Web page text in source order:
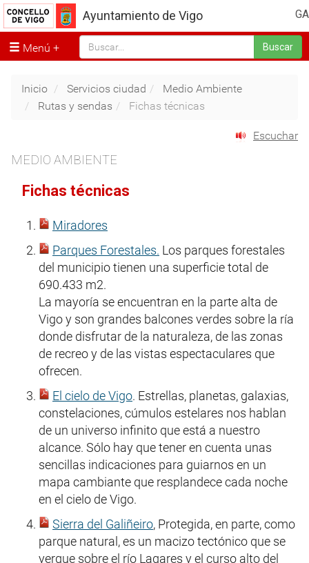
GA
Ayuntamiento de Vigo
Menú Buscar
Inicio Servicios ciudad
Medio Ambiente
Rutas y sendas
Fichas técnicas
Escuchar
MEDIO AMBIENTE
Fichas técnicas
Miradores
Parques Forestales. Los parques forestales
del municipio tienen una superficie total de
690.433 m2.
La mayoría se encuentran en la parte alta de
Vigo y son grandes balcones verdes sobre la ría
donde disfrutar de la naturaleza, de las zonas
de recreo y de las vistas espectaculares que
ofrecen.
El cielo de Vigo. Estrellas, planetas, galaxias,
constelaciones, cúmulos estelares nos hablan
de un universo infinito que está a nuestro
alcance. Sólo hay que tener en cuenta unas
sencillas indicaciones para guiarnos en un
mapa cambiante que resplandece cada noche
en el cielo de Vigo.
Sierra del Galiñeiro, Protegida, en parte, como
parque natural, es un macizo tectónico que se
yergue sobre el río Lagares y el curso alto del